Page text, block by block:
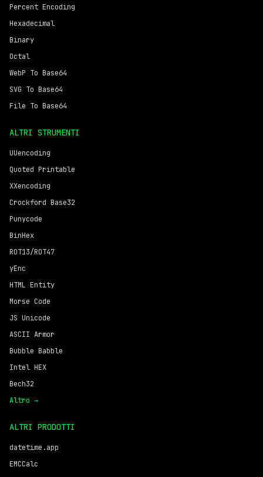
Percent Encoding
Hexadecimal
Binary
Octal
WebP To Base64
SVG To Base64
File To Base64
ALTRI STRUMENTI
UUencoding
Quoted Printable
XXencoding
Crockford Base32
Punycode
BinHex
ROT13/ROT47
yEnc
HTML Entity
Morse Code
JS Unicode
ASCII Armor
Bubble Babble
Intel HEX
Bech32
Altro →
ALTRI PRODOTTI
datetime.app
EMCCalc